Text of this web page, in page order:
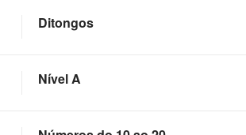
Ditongos
Nível A